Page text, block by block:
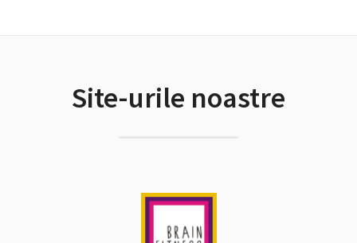
Site-urile noastre